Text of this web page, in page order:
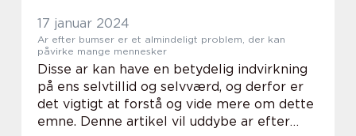
17 januar 2024
Ar efter bumser er et almindeligt problem, der kan
påvirke mange mennesker
Disse ar kan have en betydelig indvirkning
på ens selvtillid og selvværd, og derfor er
det vigtigt at forstå og vide mere om dette
emne. Denne artikel vil uddybe ar efter